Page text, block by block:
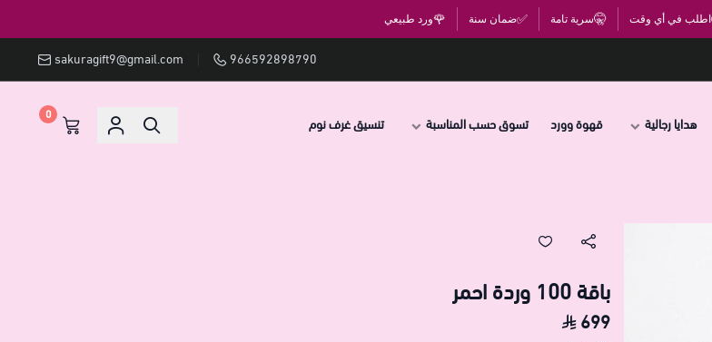
اطلب في أي وقت 🤫سرية تامة ✅ضمان سنة 🌹ورد طبيعي
966592898790
sakuragift9@gmail.com
هدايا رجالية قهوة وورد تسوق حسب المناسبة تنسيق غرف نوم
0
باقة 100 وردة احمر
699